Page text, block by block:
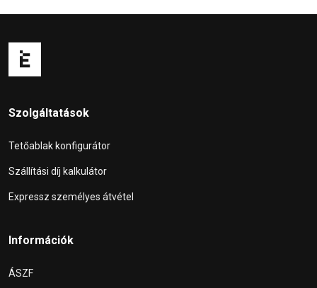
Szolgáltatások
Tetőablak konfigurátor
Szállítási díj kalkulátor
Expressz személyes átvétel
Információk
ÁSZF